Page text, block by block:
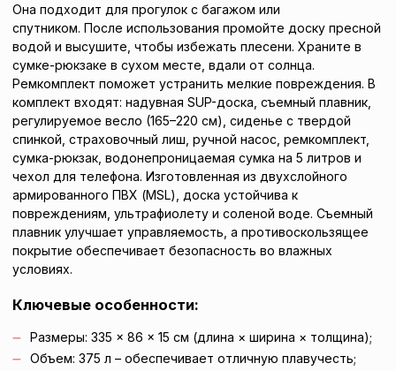
Она подходит для прогулок с багажом или
спутником. После использования промойте доску пресной
водой и высушите, чтобы избежать плесени. Храните в
сумке-рюкзаке в сухом месте, вдали от солнца.
Ремкомплект поможет устранить мелкие повреждения. В
комплект входят: надувная SUP-доска, съемный плавник,
регулируемое весло (165–220 см), сиденье с твердой
спинкой, страховочный лиш, ручной насос, ремкомплект,
сумка-рюкзак, водонепроницаемая сумка на 5 литров и
чехол для телефона. Изготовленная из двухслойного
армированного ПВХ (MSL), доска устойчива к
повреждениям, ультрафиолету и соленой воде. Съемный
плавник улучшает управляемость, а противоскользящее
покрытие обеспечивает безопасность во влажных
условиях.
Ключевые особенности:
Размеры: 335 × 86 × 15 см (длина × ширина × толщина);
Объем: 375 л – обеспечивает отличную плавучесть;